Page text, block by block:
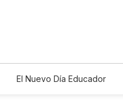
El Nuevo Día Educador